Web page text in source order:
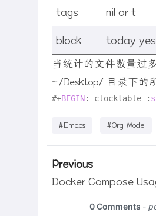
tags
nil or t
block
today
当统计的文件数量过
~/Desktop/ 目录下的
#+BEGIN: clocktable :
#Emacs #Org-Mode
Previous
Docker Compose